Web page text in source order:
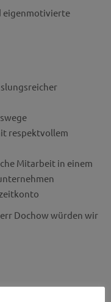
eigenmotivierte
respektvollem
Mitarbeit in einem
Dochow würden wir